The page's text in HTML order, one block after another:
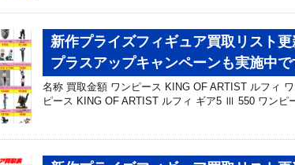
新作プライズフィギュア買取リスト
プラスアップキャンペーンも実施中で
名称 買取金額 ワンピース KING OF ARTIST ルフィ
ピース KING OF ARTIST ルフィ ギア5 Ⅲ 550 ワンピ